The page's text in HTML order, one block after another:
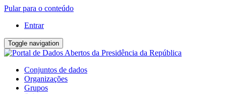
Pular para o conteúdo
Entrar
Toggle navigation
Conjuntos de dados
Organizações
Grupos